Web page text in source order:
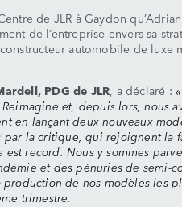
de JLR à Gaydon
de l’entreprise envers sa
automobile de luxe
PDG de JLR , a déclaré :
et, depuis lors, nous
en lançant deux nouveaux
par la critique, qui rejoignent la
est record. Nous y sommes
et des pénuries de semi-
production de nos modèles les
trimestre.